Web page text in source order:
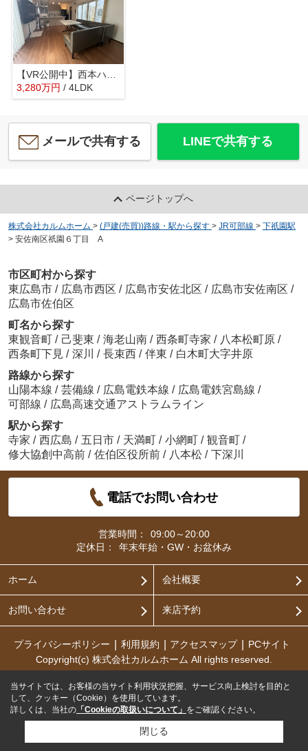
3,280万円 / 4LDK
メールで共有する LINEで共有する
ページトップへ
株式会社カルムホーム > (戸建(売買))路線・駅から探す > JR可部線 > 下祇園駅
> 安佐南区祇園６丁目 A
市区町村から探す
東広島市 / 広島市西区 / 広島市安佐北区 / 広島市安佐南区 /
広島市佐伯区
町名から探す
東観音町 / 己斐東 / 海老山南 / 西条町寺家 / 八本松町原 /
西条町下見 / 深川 / 長束西 / 伴東 / 白木町大字井原
路線から探す
山陽本線 / 芸備線 / 広島電鉄本線 / 広島電鉄宮島線 /
可部線 / 広島高速交通アストラムライン
駅から探す
寺家 / 西広島 / 五日市 / 天満町 / 小網町 / 観音町 /
修大協創中高前 / 佐伯区役所前 / 八本松 / 下深川
電話でお問い合わせ
営業時間：
09:00～20:00
定休日：
年末年始・GW・お盆休み
ホーム 会社概要
お問い合わせ 来店予約
プライバシーポリシー 利用規約 アクセスマップ
PCサイト
Copyright(c) 株式会社カルムホーム All rights reserved.
当サイトでは、お客様の当サイト利用状況把握、サービス向上検討を目的と
して、クッキー（Cookie）を使用しています。
詳しくは、当社の 「Cookieの取扱いについて」 をご確認ください。
閉じる